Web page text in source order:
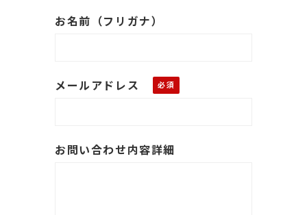
お名前（フリガナ）
メールアドレス
お問い合わせ内容詳細